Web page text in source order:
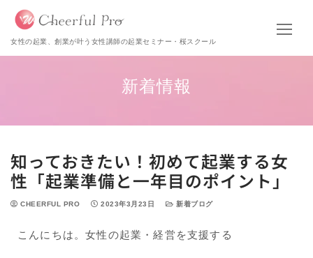
女性の起業、創業が叶う女性講師の起業セミナー・桜スクール
新着情報
知っておきたい！初めて起業する女
性「起業準備と一年目のポイント」
CHEERFUL PRO 2023年3月23日 新着ブログ
こんにちは。女性の起業・経営を支援する